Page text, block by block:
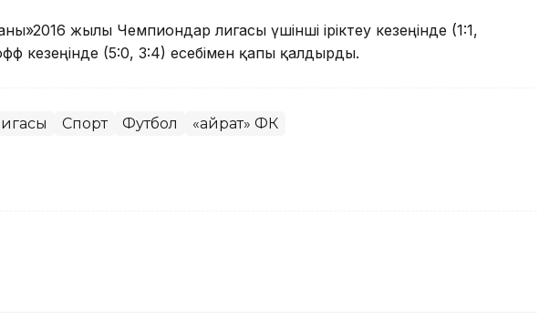
жылы Чемпиондар лигасы үшінші іріктеу кезеңінде (1:1,
кезеңінде (5:0, 3:4) есебімен қапы қалдырды.
Спорт Футбол «Қайрат» ФК